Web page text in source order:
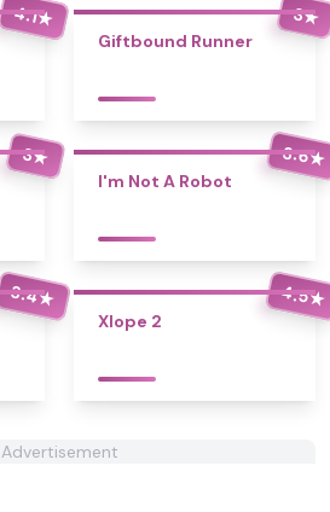
4.1★ 3★
Giftbound Runner
3★ 3.6★
I'm Not A Robot
3.4★ 4.5★
Xlope 2
Advertisement